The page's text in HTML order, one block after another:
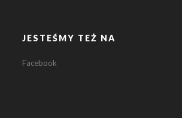
JESTEŚMY TEŻ NA
Facebook